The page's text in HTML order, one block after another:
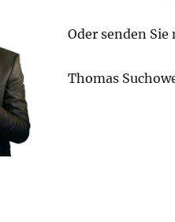
Oder senden
Thomas